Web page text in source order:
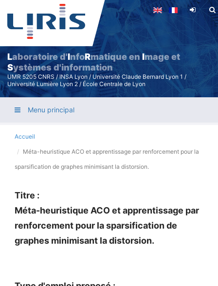
Aller
contenu
principal
Laboratoire d'InfoRmatique enImage et
Systèmes d'information
UMR 5205 CNRS / INSA Lyon / Université Claude Bernard Lyon 1 /
Université Lumière Lyon 2 / École Centrale de Lyon
Menu principal
Accueil
Méta-heuristique ACO et apprentissage par renforcement pour la
sparsification de graphes minimisant la distorsion.
Titre :
Méta-heuristique ACO et apprentissage par
renforcement pour la sparsification de
graphes minimisant la distorsion.